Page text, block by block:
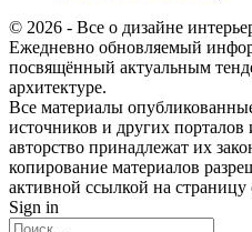
© 2026 - Все о дизайне
Ежедневно обновляемый
посвящённый актуальным
архитектуре.
Все материалы
источников и других порталов
авторство принадлежат их
копирование материалов
активной ссылкой на страницу
Sign in